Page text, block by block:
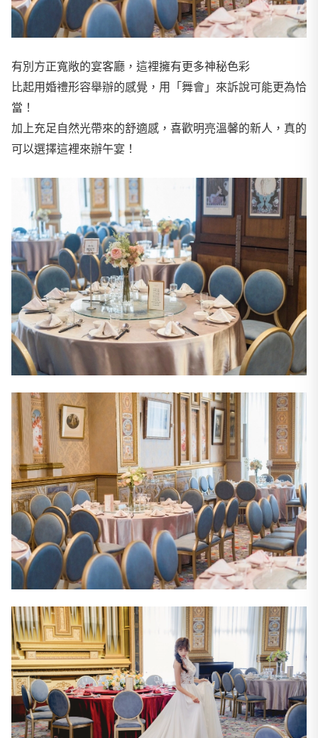
有別方正寬敞的宴客廳，這裡擁有更多神秘色彩
比起用婚禮形容舉辦的感覺，用「舞會」來訴說可能更為恰
當！
加上充足自然光帶來的舒適感，喜歡明亮溫馨的新人，真的
可以選擇這裡來辦午宴！